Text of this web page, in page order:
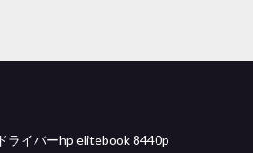
ライバーhp elitebook 8440p